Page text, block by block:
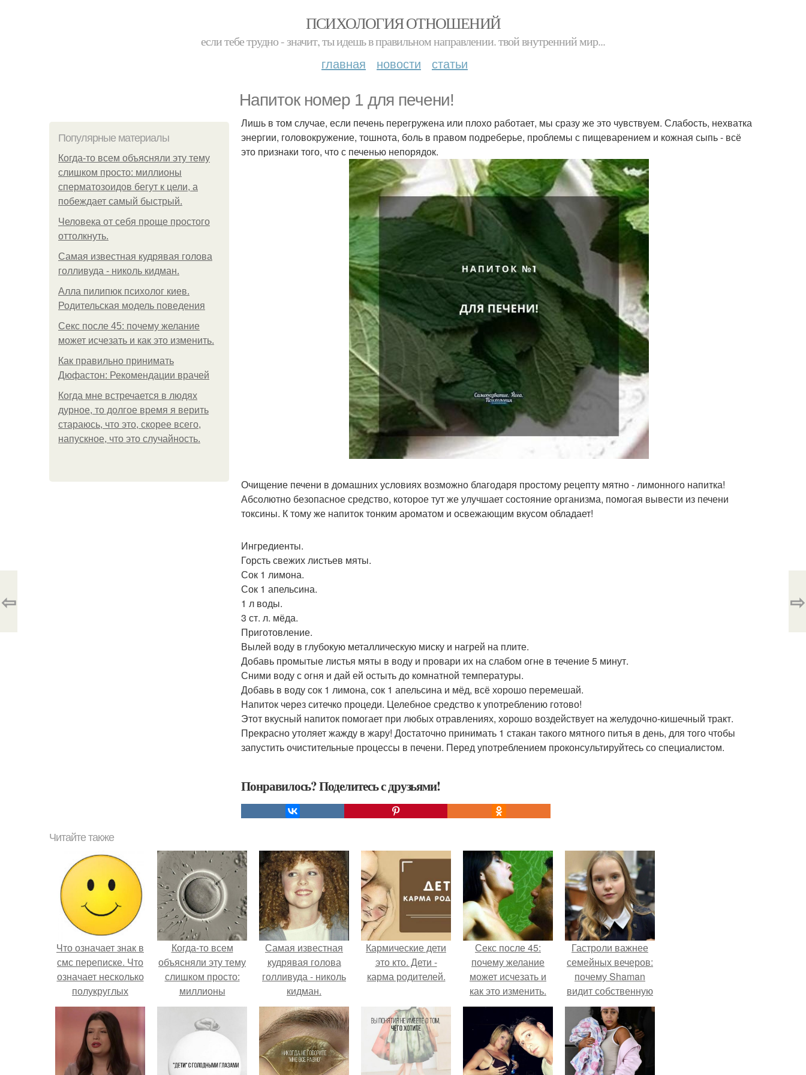
ПСИХОЛОГИЯ ОТНОШЕНИЙ
если тебе трудно - значит, ты идешь в правильном направлении. твой внутренний мир...
главная новости статьи
Напиток номер 1 для печени!
Популярные материалы
Когда-то всем объясняли эту тему
слишком просто: миллионы
сперматозоидов бегут к цели, а
побеждает самый быстрый.
Человека от себя проще простого
оттолкнуть.
Самая известная кудрявая голова
голливуда - николь кидман.
Алла пилипюк психолог киев.
Родительская модель поведения
Секс после 45: почему желание
может исчезать и как это изменить.
Как правильно принимать
Дюфастон: Рекомендации врачей
Когда мне встречается в людях
дурное, то долгое время я верить
стараюсь, что это, скорее всего,
напускное, что это случайность.
Лишь в том случае, если печень перегружена или плохо работает, мы сразу же это чувствуем. Слабость, нехватка
энергии, головокружение, тошнота, боль в правом подреберье, проблемы с пищеварением и кожная сыпь - всё
это признаки того, что с печенью непорядок.
Очищение печени в домашних условиях возможно благодаря простому рецепту мятно - лимонного напитка!
Абсолютно безопасное средство, которое тут же улучшает состояние организма, помогая вывести из печени
токсины. К тому же напиток тонким ароматом и освежающим вкусом обладает!
Ингредиенты.
Горсть свежих листьев мяты.
Сок 1 лимона.
Сок 1 апельсина.
1 л воды.
3 ст. л. мёда.
Приготовление.
Вылей воду в глубокую металлическую миску и нагрей на плите.
Добавь промытые листья мяты в воду и провари их на слабом огне в течение 5 минут.
Сними воду с огня и дай ей остыть до комнатной температуры.
Добавь в воду сок 1 лимона, сок 1 апельсина и мёд, всё хорошо перемешай.
Напиток через ситечко процеди. Целебное средство к употреблению готово!
Этот вкусный напиток помогает при любых отравлениях, хорошо воздействует на желудочно-кишечный тракт.
Прекрасно утоляет жажду в жару! Достаточно принимать 1 стакан такого мятного питья в день, для того чтобы
запустить очистительные процессы в печени. Перед употреблением проконсультируйтесь со специалистом.
Понравилось? Поделитесь с друзьями!
⇦ ⇨
Читайте также
Что означает знак в
смс переписке. Что
означает несколько
полукруглых
скобочек в конце
предложения?
Когда-то всем
объясняли эту тему
слишком просто:
миллионы
сперматозоидов
бегут к цели, а
побеждает самый
Самая известная
кудрявая голова
голливуда - николь
кидман.
Кармические дети
это кто. Дети -
карма родителей.
Секс после 45:
почему желание
может исчезать и
как это изменить.
Гастроли важнее
семейных вечеров:
почему Shaman
видит собственную
дочь чаще на
экране, чем
вживую.